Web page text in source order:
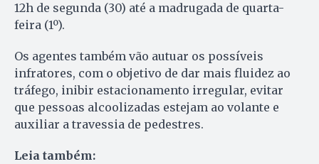
12h de segunda (30) até a madrugada de quarta-
feira (1º).
Os agentes também vão autuar os possíveis
infratores, com o objetivo de dar mais fluidez ao
tráfego, inibir estacionamento irregular, evitar
que pessoas alcoolizadas estejam ao volante e
auxiliar a travessia de pedestres.
Leia também: